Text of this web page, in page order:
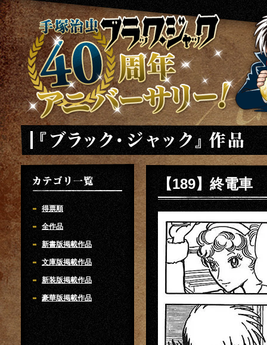
手塚治虫 ブラックジャック 40周年アニバーサリー
「ブラック・ジャック」
得票順
全作品
新書版掲載作品
文庫版掲載作品
新装版掲載作品
豪華版掲載作品
【189】終電車